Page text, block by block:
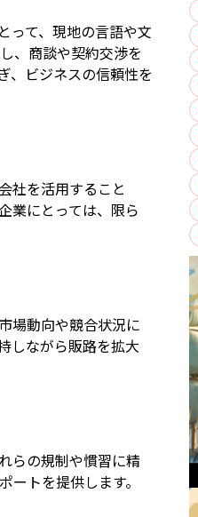
って、現地の言語や文
、商談や契約交渉を
、ビジネスの信頼性を
社を活用すること
業にとっては、限ら
場動向や競合状況に
しながら販路を拡大
らの規制や慣習に精
トを提供します。